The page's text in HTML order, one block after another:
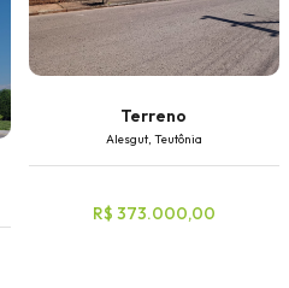
Terreno
Alesgut, Teutônia
R$ 373.000,00